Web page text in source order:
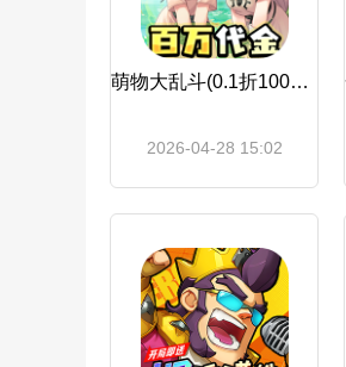
萌物大乱斗(0.1折10000免费版)
2026-04-28 15:02